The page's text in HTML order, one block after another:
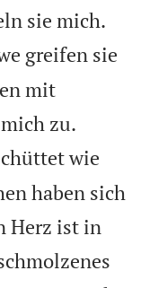
sie mich.
greifen sie
mit
zu.
wie
haben sich
Herz ist in